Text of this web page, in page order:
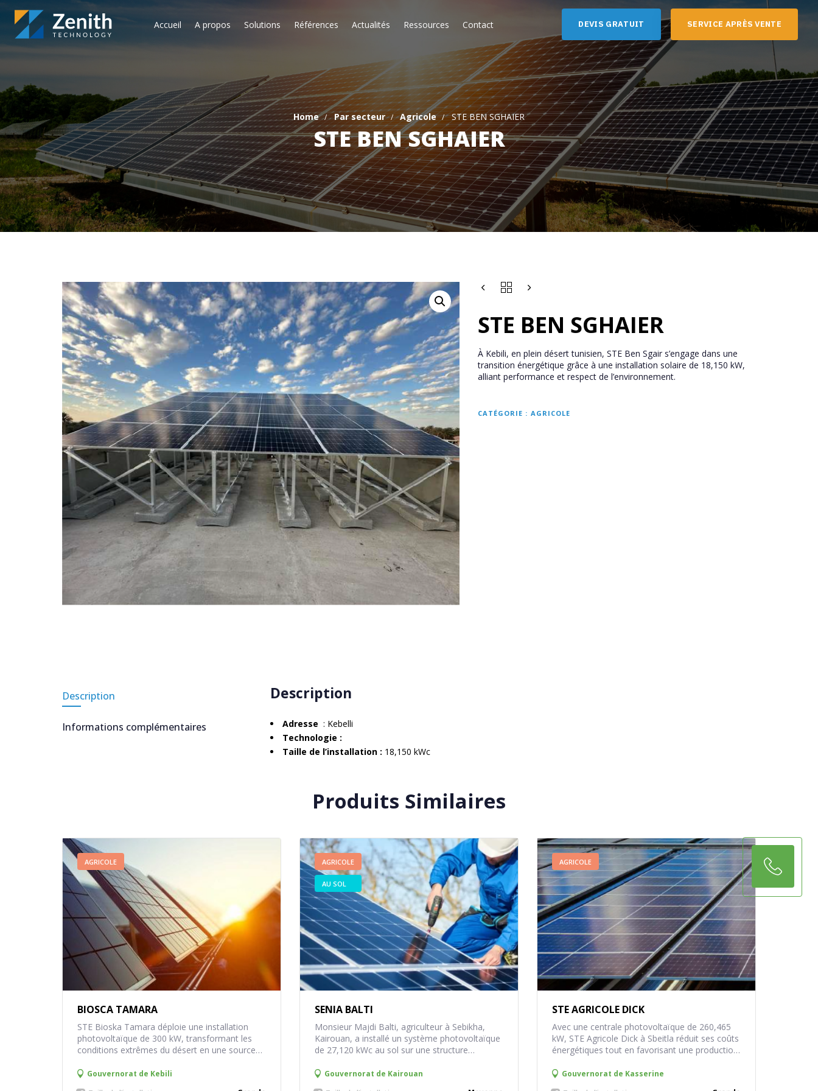
Accueil A propos Solutions Références Actualités Ressources Contact DEVIS GRATUIT SERVICE APRÈS VENTE
Home Par secteur Agricole STE BEN SGHAIER
STE BEN SGHAIER
STE BEN SGHAIER
À Kebili, en plein désert tunisien, STE Ben Sgair s’engage dans une
transition énergétique grâce à une installation solaire de 18,150 kW,
alliant performance et respect de l’environnement.
CATÉGORIE : AGRICOLE
Description
Informations complémentaires
Description
Adresse : Kebelli
Technologie :
Taille de l’installation : 18,150 kWc
Produits Similaires
AGRICOLE
BIOSCA TAMARA
STE Bioska Tamara déploie une installation
photovoltaïque de 300 kW, transformant les
conditions extrêmes du désert en une source
Gouvernorat de Kebili
AGRICOLE
AU SOL
SENIA BALTI
Monsieur Majdi Balti, agriculteur à Sebikha,
Kairouan, a installé un système photovoltaïque
de 27,120 kWc au sol sur une structure
résister aux intempéries. Cette installation
Gouvernorat de Kairouan
AGRICOLE
STE AGRICOLE DICK
Avec une centrale photovoltaïque de 260,465
kW, STE Agricole Dick à Sbeitla réduit ses coûts
énergétiques tout en favorisant une production
Gouvernorat de Kasserine